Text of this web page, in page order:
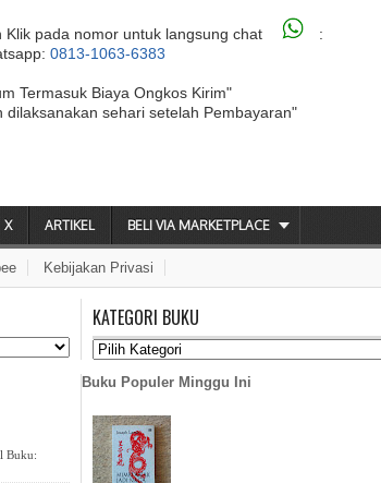
Klik pada nomor untuk langsung chat
:
0813-1063-6383
Termasuk Biaya Ongkos Kirim"
dilaksanakan sehari setelah Pembayaran"
X ARTIKEL BELI VIA MARKETPLACE
Kebijakan Privasi
Buku:
KATEGORI BUKU
Buku Populer Minggu Ini